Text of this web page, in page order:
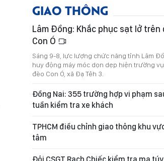
GIAO THÔNG
Lâm Đồng: Khắc phục sạt lở trên
Con Ó
Sáng 9-8, lực lượng chức năng tỉnh Lâm
huy động máy móc dọn dẹp hiện trường
đèo Con Ó, xã Đạ Tẻh 3.
Đồng Nai: 355 trường hợp vi phạm
tuần kiểm tra xe khách
TPHCM điều chỉnh giao thông khu
tâm